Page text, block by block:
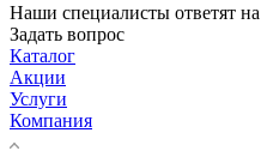
Наши специалисты ответят
Задать вопрос
Каталог
Акции
Услуги
Компания